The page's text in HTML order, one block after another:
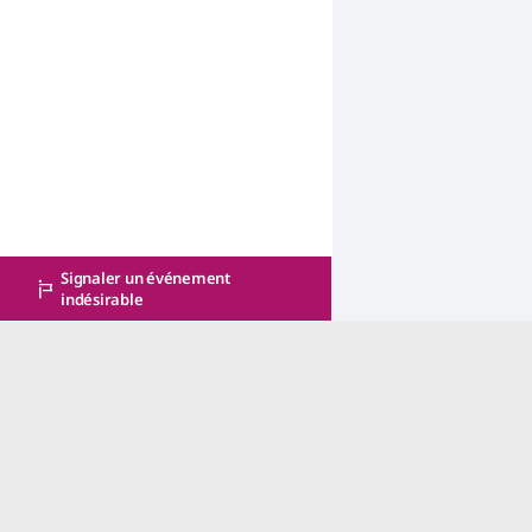
Signaler un événement
indésirable